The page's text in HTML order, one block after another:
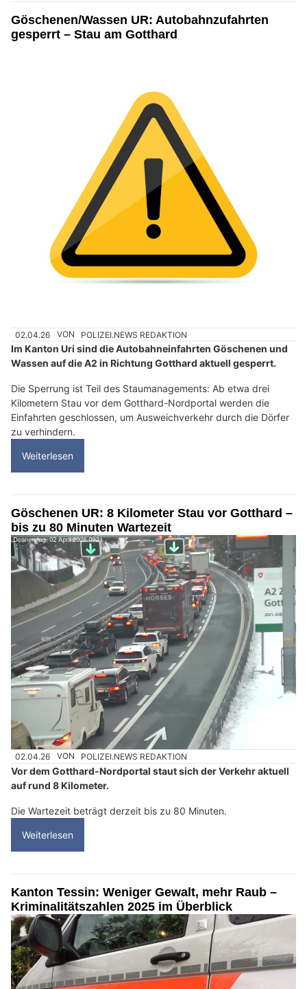
Göschenen/Wassen UR: Autobahnzufahrten
gesperrt – Stau am Gotthard
02.04.26 VON POLIZEI.NEWS REDAKTION
Im Kanton Uri sind die Autobahneinfahrten Göschenen und
Wassen auf die A2 in Richtung Gotthard aktuell gesperrt.
Die Sperrung ist Teil des Staumanagements: Ab etwa drei
Kilometern Stau vor dem Gotthard-Nordportal werden die
Einfahrten geschlossen, um Ausweichverkehr durch die Dörfer
zu verhindern.
Weiterlesen
Göschenen UR: 8 Kilometer Stau vor Gotthard –
bis zu 80 Minuten Wartezeit
02.04.26 VON POLIZEI.NEWS REDAKTION
Vor dem Gotthard-Nordportal staut sich der Verkehr aktuell
auf rund 8 Kilometer.
Die Wartezeit beträgt derzeit bis zu 80 Minuten.
Weiterlesen
Kanton Tessin: Weniger Gewalt, mehr Raub –
Kriminalitätszahlen 2025 im Überblick